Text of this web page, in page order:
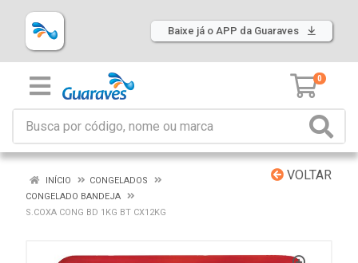
Baixe já o APP da Guaraves
0
VOLTAR
INÍCIO
CONGELADOS
CONGELADO BANDEJA
S.COXA CONG BD 1KG BT CX12KG